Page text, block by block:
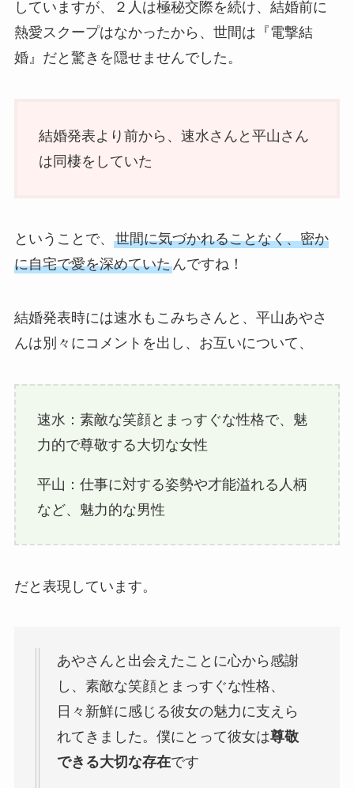
していますが、２人は極秘交際を続け、結婚前に
熱愛スクープはなかったから、世間は『電撃結
婚』だと驚きを隠せませんでした。
結婚発表より前から、速水さんと平山さん
は同棲をしていた
ということで、 世間に気づかれることなく、密か
に自宅で愛を深めていたんですね！
結婚発表時には速水もこみちさんと、平山あやさ
んは別々にコメントを出し、お互いについて、
速水：素敵な笑顔とまっすぐな性格で、魅
力的で尊敬する大切な女性
平山：仕事に対する姿勢や才能溢れる人柄
など、魅力的な男性
だと表現しています。
あやさんと出会えたことに心から感謝
し、素敵な笑顔とまっすぐな性格、
日々新鮮に感じる彼女の魅力に支えら
れてきました。僕にとって彼女は尊敬
できる大切な存在です